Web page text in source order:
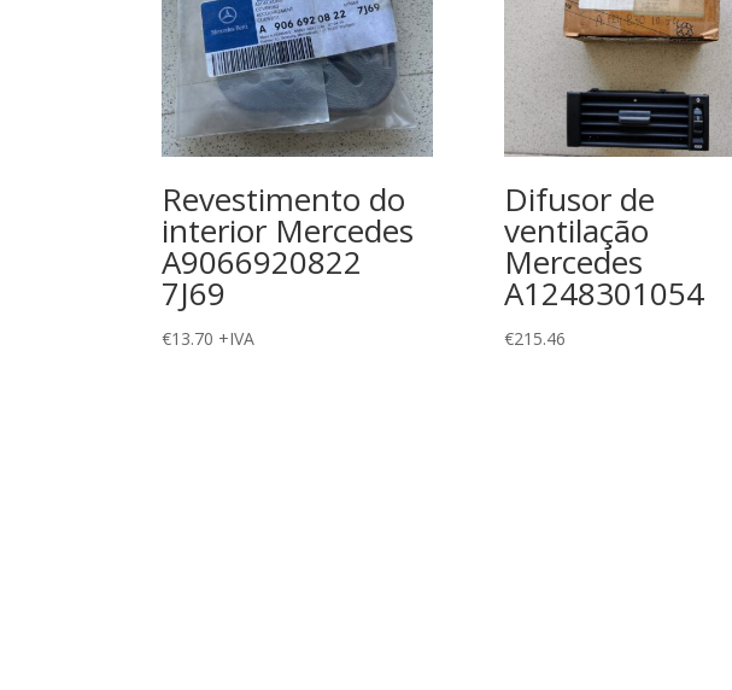
Revestimento do
interior Mercedes
A9066920822
7J69
€13.70 +IVA
Difusor de
ventilação
Mercedes
A1248301054
€215.46